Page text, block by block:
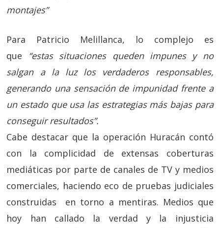
montajes”
Para Patricio Melillanca, lo complejo es
que “estas situaciones queden impunes y no
salgan a la luz los verdaderos responsables,
generando una sensación de impunidad frente a
un estado que usa las estrategias más bajas para
conseguir resultados”.
Cabe destacar que la operación Huracán contó
con la complicidad de extensas coberturas
mediáticas por parte de canales de TV y medios
comerciales, haciendo eco de pruebas judiciales
construidas en torno a mentiras. Medios que
hoy han callado la verdad y la injusticia